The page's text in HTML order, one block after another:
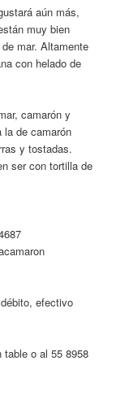
aún más,
muy bien
mar. Altamente
con helado de
camarón y
la de camarón
y tostadas.
ser con tortilla de
efectivo
table o al 55 8958